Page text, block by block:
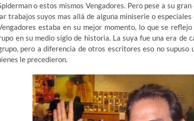
o estos mismos Vengadores. Pero pese a su
trabajos suyos mas allá de alguna miniserie o
estaba en su mejor momento, lo que se
en su medio siglo de historia. La suya fue una era de
pero a diferencia de otros escritores eso no supuso
le precedieron.